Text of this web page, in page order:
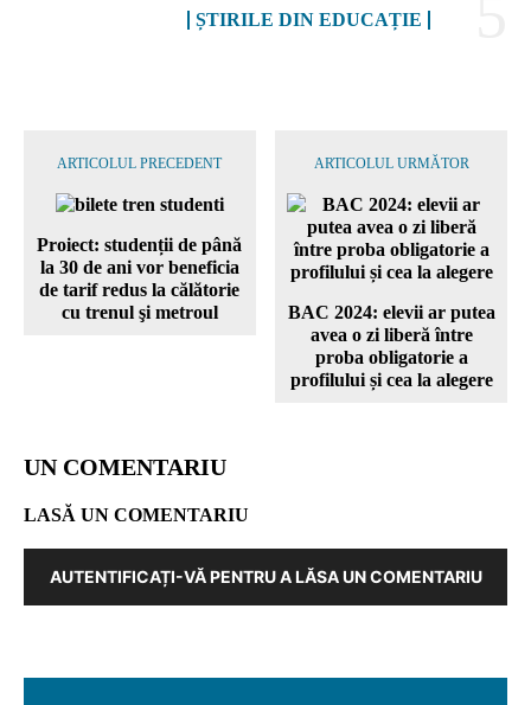
ȘTIRILE DIN EDUCAȚIE
ARTICOLUL PRECEDENT
Proiect: studenții de până
la 30 de ani vor beneficia
de tarif redus la călătorie
cu trenul şi metroul
ARTICOLUL URMĂTOR
BAC 2024: elevii ar putea
avea o zi liberă între
proba obligatorie a
profilului și cea la alegere
UN COMENTARIU
LASĂ UN COMENTARIU
AUTENTIFICAȚI-VĂ PENTRU A LĂSA UN COMENTARIU